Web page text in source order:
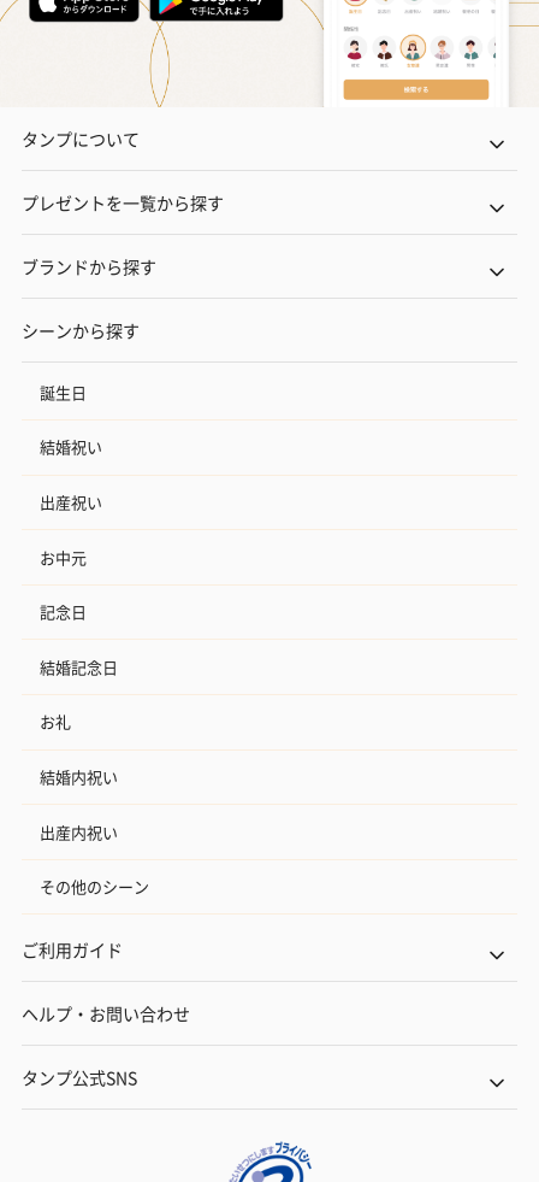
タンプについて
プレゼントを一覧から探す
ブランドから探す
シーンから探す
誕生日
結婚祝い
出産祝い
お中元
記念日
結婚記念日
お礼
結婚内祝い
出産内祝い
その他のシーン
ご利用ガイド
ヘルプ・お問い合わせ
タンプ公式SNS